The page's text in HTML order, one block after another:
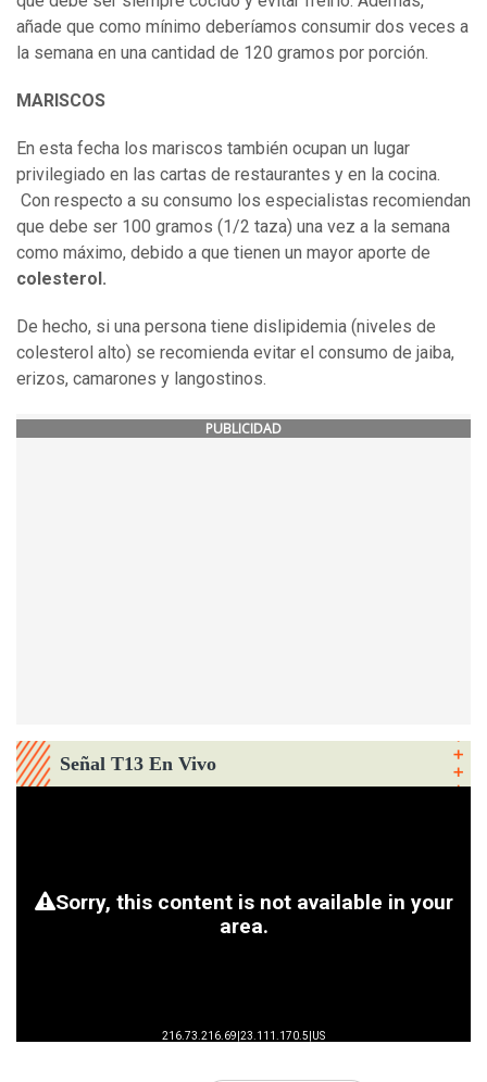
añade que como mínimo deberíamos consumir dos veces a
la semana en una cantidad de 120 gramos por porción.
MARISCOS
En esta fecha los mariscos también ocupan un lugar
privilegiado en las cartas de restaurantes y en la cocina.
Con respecto a su consumo los especialistas recomiendan
que debe ser 100 gramos (1/2 taza) una vez a la semana
como máximo, debido a que tienen un mayor aporte de
colesterol.
De hecho, si una persona tiene dislipidemia (niveles de
colesterol alto) se recomienda evitar el consumo de jaiba,
erizos, camarones y langostinos.
PUBLICIDAD
Señal T13 En Vivo